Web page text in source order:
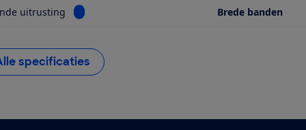
uitrusting Bekijk informatie voor Opvallende uitrusting
Brede banden
specificaties